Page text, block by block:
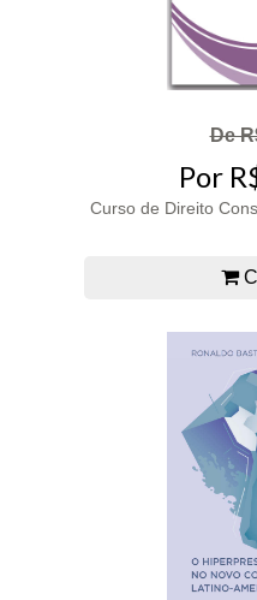
De
Por
Curso de Direito